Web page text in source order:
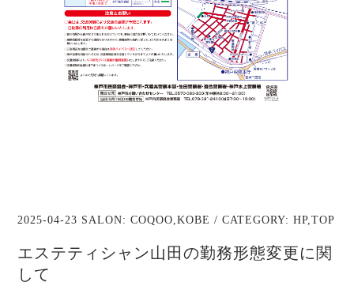
2025-04-23 SALON:COQOO ,KOBE / CATEGORY:HP,TOP
エステティシャン山田の勤務形態変更に関
して